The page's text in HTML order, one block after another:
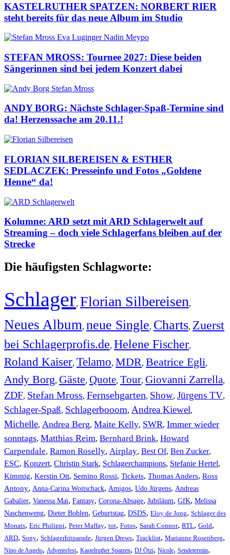
KASTELRUTHER SPATZEN: NORBERT RIER
steht bereits für das neue Album im Studio
STEFAN MROSS: Tournee 2027: Diese beiden
Sängerinnen sind bei jedem Konzert dabei
ANDY BORG: Nächste Schlager-Spaß-Termine sind
da! Herzenssache am 20.11.!
FLORIAN SILBEREISEN & ESTHER
SEDLACZEK: Presseinfo und Fotos „Goldene
Henne“ da!
Kolumne: ARD setzt mit ARD Schlagerwelt auf
Streaming – doch viele Schlagerfans bleiben auf der
Strecke
Die häufigsten Schlagworte:
Schlager, Florian Silbereisen,
Neues Album, neue Single, Charts, Zuerst
bei Schlagerprofis.de, Helene Fischer,
Roland Kaiser, Telamo, MDR, Beatrice Egli,
Andy Borg, Gäste, Quote, Tour, Giovanni Zarrella,
ZDF, Stefan Mross, Fernsehgarten, Show, Jürgens TV,
Schlager-Spaß, Schlagerbooom, Andrea Kiewel,
Michelle, Andrea Berg, Maite Kelly, SWR, Immer wieder
sonntags, Matthias Reim, Bernhard Brink, Howard
Carpendale, Ramon Roselly, Airplay, Best Of, Ben Zucker,
ESC, Konzert, Christin Stark, Schlagerchampions, Stefanie Hertel,
Kimmig, Kerstin Ott, Semino Rossi, Tickets, Thomas Anders, Ross
Antony, Anna-Carina Woitschack, Amigos, Udo Jürgens, Andreas
Gabalier, Vanessa Mai, Fantasy, Corona-Absage, Jubiläum, GfK, Melissa
Naschenweng, Dieter Bohlen, Geburtstag, DSDS, Eloy de Jong, Schlager des
Monats, Eric Philippi, Peter Maffay, tot, Fotos, Sarah Connor, RTL, Gold,
ARD, Sony, Schlagerhitparade, Jürgen Drews, Tracklist, Marianne Rosenberg,
Nino de Angelo, Adventsfest, Kastelruther Spatzen, DJ Ötzi, Nicole, Sendetermin,